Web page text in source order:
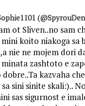
ot Sliven..no sam
koito niakoga sa
nie ne mojem dori
zashtoto e
kazvaha
sini sinite skali:)..
sas sigurnost e